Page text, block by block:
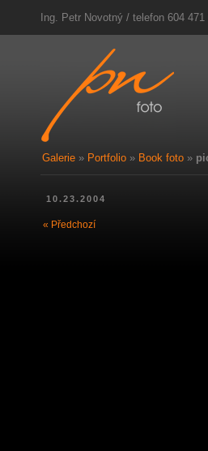
Ing. Petr Novotný / telefon 604 471
Galerie » Portfolio » Book foto »
10.23.2004
« Předchozí